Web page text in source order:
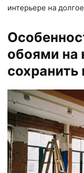
интерьере на
обоями на